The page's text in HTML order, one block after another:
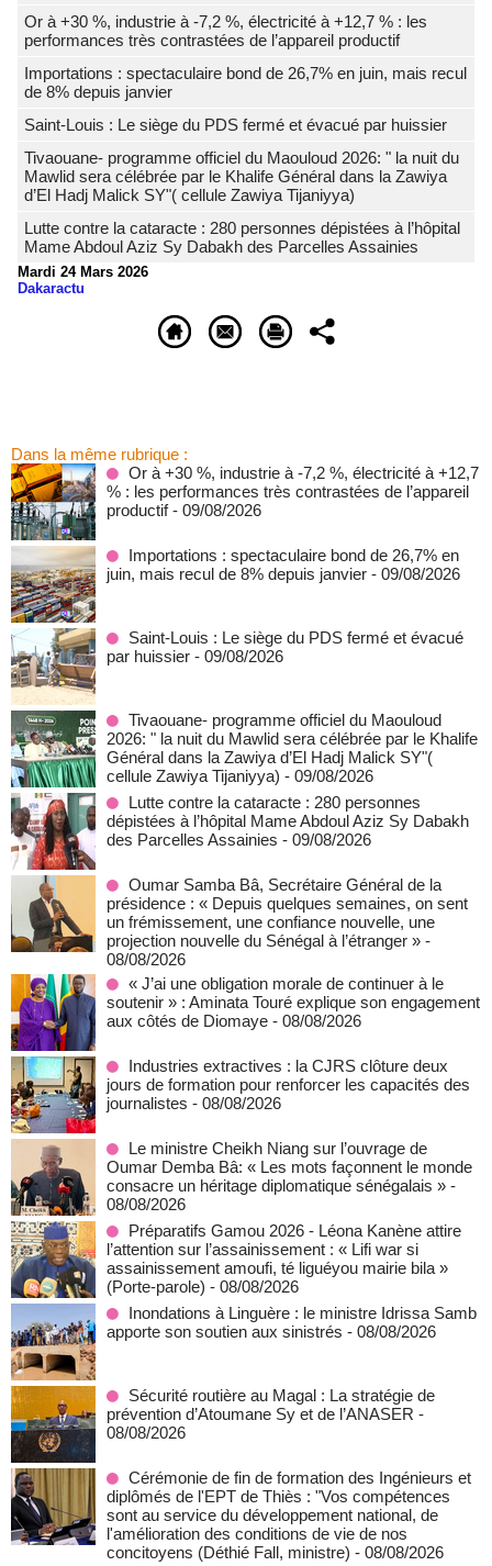
Or à +30 %, industrie à -7,2 %, électricité à +12,7 % : les
performances très contrastées de l’appareil productif
Importations : spectaculaire bond de 26,7% en juin, mais recul
de 8% depuis janvier
Saint-Louis : Le siège du PDS fermé et évacué par huissier
Tivaouane- programme officiel du Maouloud 2026: " la nuit du
Mawlid sera célébrée par le Khalife Général dans la Zawiya
d’El Hadj Malick SY"( cellule Zawiya Tijaniyya)
Lutte contre la cataracte : 280 personnes dépistées à l’hôpital
Mame Abdoul Aziz Sy Dabakh des Parcelles Assainies
Mardi 24 Mars 2026
Dakaractu
Dans la même rubrique :
Or à +30 %, industrie à -7,2 %, électricité à +12,7
% : les performances très contrastées de l’appareil
productif - 09/08/2026
Importations : spectaculaire bond de 26,7% en
juin, mais recul de 8% depuis janvier - 09/08/2026
Saint-Louis : Le siège du PDS fermé et évacué
par huissier - 09/08/2026
Tivaouane- programme officiel du Maouloud
2026: " la nuit du Mawlid sera célébrée par le Khalife
Général dans la Zawiya d’El Hadj Malick SY"(
cellule Zawiya Tijaniyya) - 09/08/2026
Lutte contre la cataracte : 280 personnes
dépistées à l’hôpital Mame Abdoul Aziz Sy Dabakh
des Parcelles Assainies - 09/08/2026
Oumar Samba Bâ, Secrétaire Général de la
présidence : « Depuis quelques semaines, on sent
un frémissement, une confiance nouvelle, une
projection nouvelle du Sénégal à l’étranger » -
08/08/2026
« J’ai une obligation morale de continuer à le
soutenir » : Aminata Touré explique son engagement
aux côtés de Diomaye - 08/08/2026
Industries extractives : la CJRS clôture deux
jours de formation pour renforcer les capacités des
journalistes - 08/08/2026
Le ministre Cheikh Niang sur l’ouvrage de
Oumar Demba Bâ: « Les mots façonnent le monde
consacre un héritage diplomatique sénégalais » -
08/08/2026
Préparatifs Gamou 2026 - Léona Kanène attire
l’attention sur l’assainissement : « Lifi war si
assainissement amoufi, té liguéyou mairie bila »
(Porte-parole) - 08/08/2026
Inondations à Linguère : le ministre Idrissa Samb
apporte son soutien aux sinistrés - 08/08/2026
Sécurité routière au Magal : La stratégie de
prévention d’Atoumane Sy et de l’ANASER -
08/08/2026
Cérémonie de fin de formation des Ingénieurs et
diplômés de l'EPT de Thiès : "Vos compétences
sont au service du développement national, de
l'amélioration des conditions de vie de nos
concitoyens (Déthié Fall, ministre) - 08/08/2026